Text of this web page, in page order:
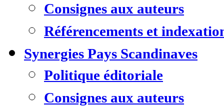
Consignes aux auteurs
Référencements et
Synergies Pays Scandinaves
Politique éditoriale
Consignes aux auteurs